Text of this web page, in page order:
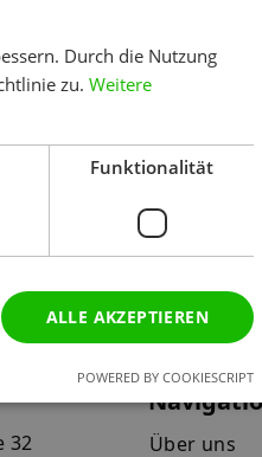
Auf- und Abbau
32 Über uns
Durch die Nutzung
zu. Weitere
Funktionalität
ALLE AKZEPTIEREN
POWERED BY COOKIESCRIPT